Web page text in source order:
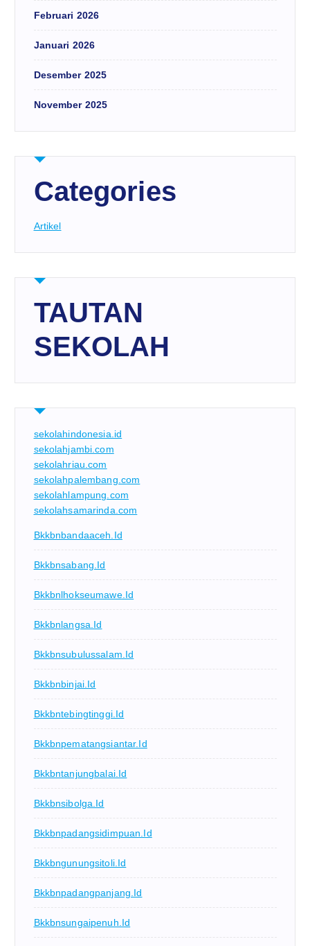
Februari 2026
Januari 2026
Desember 2025
November 2025
Categories
Artikel
TAUTAN
SEKOLAH
sekolahindonesia.id
sekolahjambi.com
sekolahriau.com
sekolahpalembang.com
sekolahlampung.com
sekolahsamarinda.com
Bkkbnbandaaceh.id
Bkkbnsabang.id
Bkkbnlhokseumawe.id
Bkkbnlangsa.id
Bkkbnsubulussalam.id
Bkkbnbinjai.id
Bkkbntebingtinggi.id
Bkkbnpematangsiantar.id
Bkkbntanjungbalai.id
Bkkbnsibolga.id
Bkkbnpadangsidimpuan.id
Bkkbngunungsitoli.id
Bkkbnpadangpanjang.id
Bkkbnsungaipenuh.id